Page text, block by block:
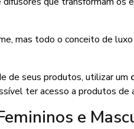
mas todo o conceito de
de seus produtos, utilizar um
ter acesso a produtos
e